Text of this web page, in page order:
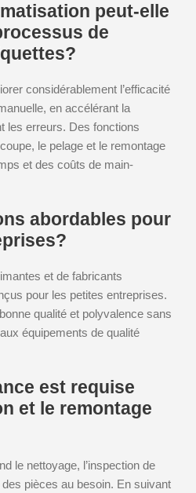
peut-elle
de
considérablement l’efficacité
en accélérant la
les erreurs. Des fonctions
le pelage et le remontage
et des coûts de main-
abordables pour
et de fabricants
pour les petites entreprises.
qualité et polyvalence sans
équipements de qualité
est requise
et le remontage
le nettoyage, l’inspection de
pièces au besoin. En suivant